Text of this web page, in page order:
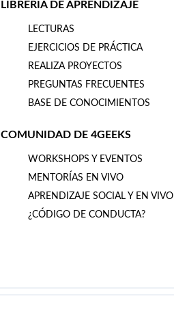
LIBRERÍA DE APRENDIZAJE
LECTURAS
EJERCICIOS DE PRÁCTICA
REALIZA PROYECTOS
PREGUNTAS FRECUENTES
BASE DE CONOCIMIENTOS
COMUNIDAD DE 4GEEKS
WORKSHOPS Y EVENTOS
MENTORÍAS EN VIVO
APRENDIZAJE SOCIAL Y EN VIVO
¿CÓDIGO DE CONDUCTA?